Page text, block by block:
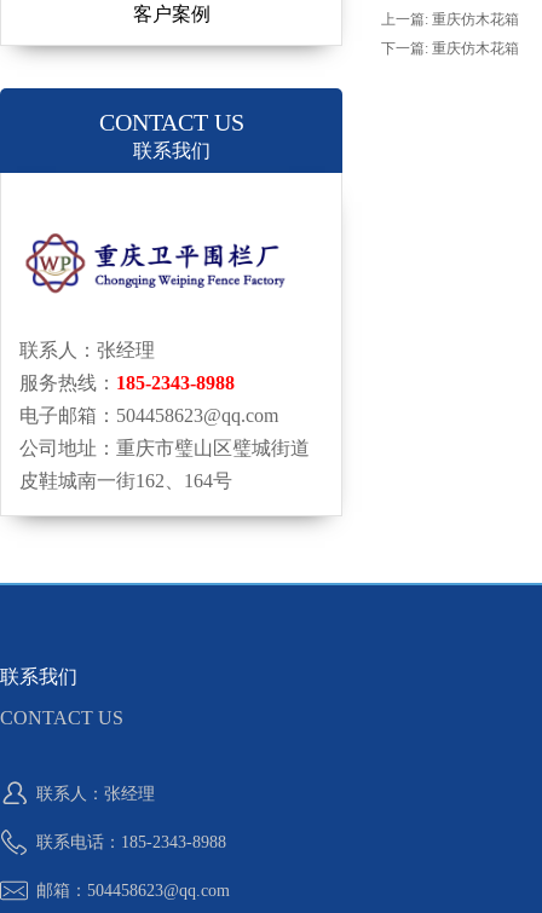
客户案例
CONTACT US
联系我们
联系人：张经理
服务热线： 185-2343-8988
电子邮箱：504458623@qq.com
公司地址：重庆市璧山区璧城街道
皮鞋城南一街162、164号
上一篇: 重庆仿木花箱
下一篇: 重庆仿木花箱
联系我们
CONTACT US
联系人：张经理
联系电话：185-2343-8988
邮箱：504458623@qq.com